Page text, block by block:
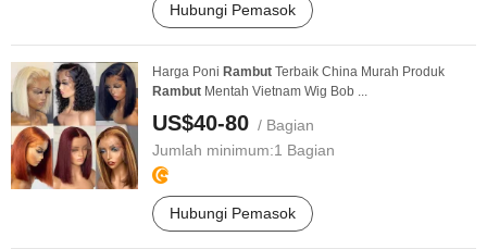
Hubungi Pemasok
Harga Poni Rambut Terbaik China Murah Produk
Rambut Mentah Vietnam Wig Bob ...
US$40-80 / Bagian
Jumlah minimum:1 Bagian
Hubungi Pemasok